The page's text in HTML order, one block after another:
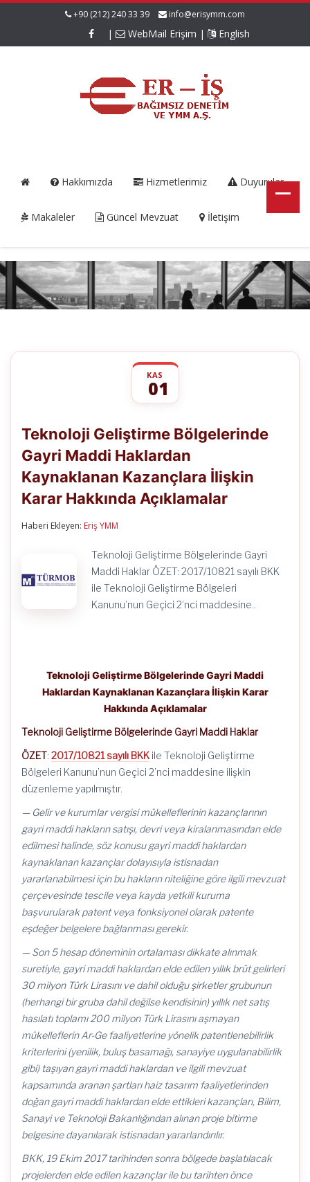
+90 (212) 240 33 39 info@erisymm.com
| WebMail Erişim | English
Hakkımızda Hizmetlerimiz Duyurular
Makaleler Güncel Mevzuat İletişim
KAS
01
Bölgelerinde
Gayri
Maddi
Kaynaklanan
Kazançlara
İlişkin
için
Teknoloji Geliştirme Bölgelerinde
Gayri Maddi Haklardan
Kaynaklanan Kazançlara İlişkin
Karar Hakkında Açıklamalar
Haberi Ekleyen: Eriş YMM
Teknoloji Geliştirme Bölgelerinde Gayri
Maddi Haklar ÖZET: 2017/10821 sayılı BKK
ile Teknoloji Geliştirme Bölgeleri
Kanunu’nun Geçici 2’nci maddesine..
Teknoloji Geliştirme Bölgelerinde Gayri Maddi
Haklardan Kaynaklanan Kazançlara İlişkin Karar
Hakkında Açıklamalar
Teknoloji Geliştirme Bölgelerinde Gayri Maddi Haklar
ÖZET: 2017/10821 sayılı BKK ile Teknoloji Geliştirme
Bölgeleri Kanunu’nun Geçici 2’nci maddesine ilişkin
düzenleme yapılmıştır.
— Gelir ve kurumlar vergisi mükelleflerinin kazançlarının
gayri maddi hakların satışı, devri veya kiralanmasından elde
edilmesi halinde, söz konusu gayri maddi haklardan
kaynaklanan kazançlar dolayısıyla istisnadan
yararlanabilmesi için bu hakların niteliğine göre ilgili mevzuat
çerçevesinde tescile veya kayda yetkili kuruma
başvurularak patent veya fonksiyonel olarak patente
eşdeğer belgelere bağlanması gerekir.
— Son 5 hesap döneminin ortalaması dikkate alınmak
suretiyle, gayri maddi haklardan elde edilen yıllık brüt gelirleri
30 milyon Türk Lirasını ve dahil olduğu şirketler grubunun
(herhangi bir gruba dahil değilse kendisinin) yıllık net satış
hasılatı toplamı 200 milyon Türk Lirasını aşmayan
mükelleflerin Ar-Ge faaliyetlerine yönelik patentlenebilirlik
kriterlerini (yenilik, buluş basamağı, sanayiye uygulanabilirlik
gibi) taşıyan gayri maddi haklardan ve ilgili mevzuat
kapsamında aranan şartları haiz tasarım faaliyetlerinden
doğan gayri maddi haklardan elde ettikleri kazançları, Bilim,
Sanayi ve Teknoloji Bakanlığından alınan proje bitirme
belgesine dayanılarak istisnadan yararlandırılır.
BKK, 19 Ekim 2017 tarihinden sonra bölgede başlatılacak
projelerden elde edilen kazançlar ile bu tarihten önce